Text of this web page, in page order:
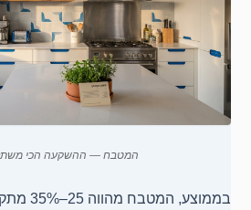
המטבח — ההשקעה הכי
בממוצע,